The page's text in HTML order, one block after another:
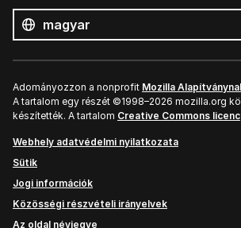
nyelv
Nyelv
Adományozzon a nonprofit Mozilla
A tartalom egy részét ©1998–2026 mozilla.org
készítették. A tartalom Creative Commons licenc
Webhely adatvédelmi nyilatkozata
Sütik
Jogi információk
Közösségi részvételi irányelvek
Az oldal névjegye